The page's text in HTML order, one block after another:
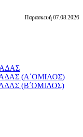
Παρασκευή 07.08.2026
(Α΄ΟΜΙΛΟΣ)
(Β΄ΟΜΙΛΟΣ)